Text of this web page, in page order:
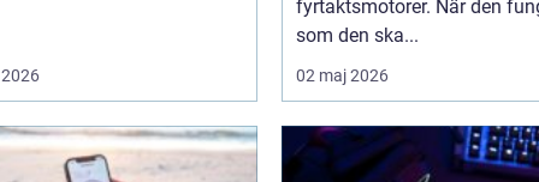
fyrtaktsmotorer. När den
som den ska...
02 maj 2026